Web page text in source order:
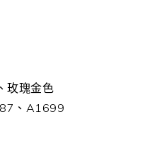
玫瑰金色
、A1699